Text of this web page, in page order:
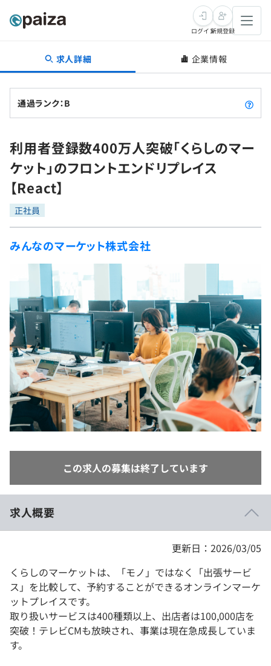
転職・キャリア
転職成功ガイド
転職エージェント
インタビュー
転職成功ガイド
新卒就活
求人検索
本選考
インターン
新卒エージェント
イベント・セミナー
インタビュー
就活成功ガイド
学習
問題集
4択課題
ナレッジ
リファレンス
プラン
個人向けプラン
法人向けプラン
学校向けプラン
プログラミング言語
評価結果一覧
再チャレンジ結果一覧
ゲーム・マンガ
Tech Team Journal
paiza times
note
paizaとは？
ログイン新規登録
求人詳細 企業情報
通過ランク：B
利用者登録数400万人突破「くらしのマー
ケット」のフロントエンドリプレイス
【React】
正社員
みんなのマーケット株式会社
この求人の募集は終了しています
求人概要
更新日：2026/03/05
くらしのマーケットは、「モノ」ではなく「出張サービ
ス」を比較して、予約することができるオンラインマーケ
ットプレイスです。
取り扱いサービスは400種類以上、出店者は100,000店を
突破！テレビCMも放映され、事業は現在急成長していま
す。